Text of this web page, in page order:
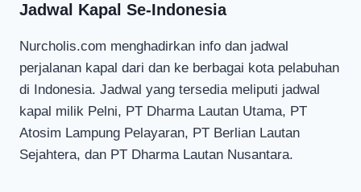
Jadwal Kapal Se-Indonesia
Nurcholis.com menghadirkan info dan jadwal
perjalanan kapal dari dan ke berbagai kota pelabuhan
di Indonesia. Jadwal yang tersedia meliputi jadwal
kapal milik Pelni, PT Dharma Lautan Utama, PT
Atosim Lampung Pelayaran, PT Berlian Lautan
Sejahtera, dan PT Dharma Lautan Nusantara.